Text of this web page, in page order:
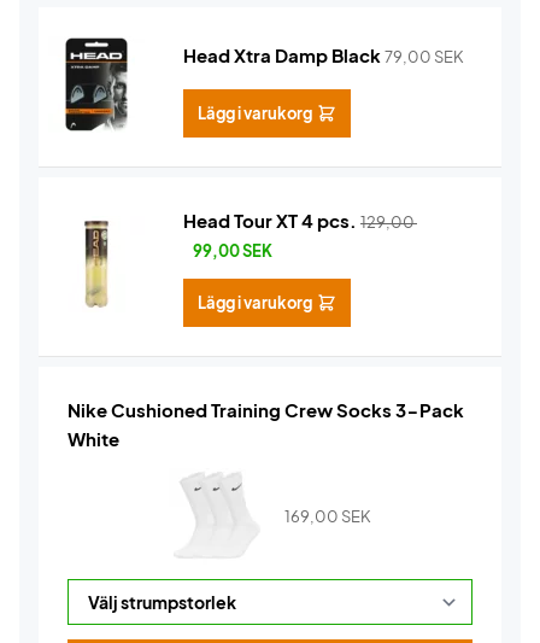
Head Xtra Damp Black79,00 SEK
Lägg i varukorg
Head Tour XT 4 pcs. 129,00
99,00SEK
Lägg i varukorg
Nike Cushioned Training Crew Socks 3-Pack
White
169,00 SEK